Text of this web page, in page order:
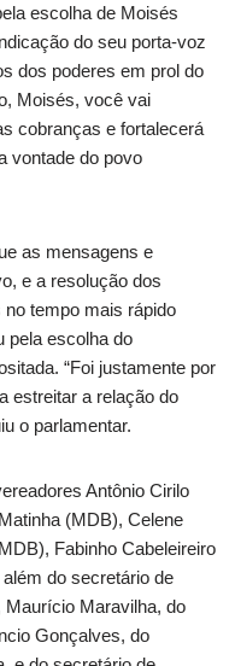
escolha de Moisés
do seu porta-voz
dos poderes em prol do
Moisés, você vai
cobranças e fortalecerá
vontade do povo
as mensagens e
e a resolução dos
tempo mais rápido
pela escolha do
“Foi justamente por
estreitar a relação do
o parlamentar.
Antônio Cirilo
(MDB), Celene
Fabinho Cabeleireiro
do secretário de
Maravilha, do
Gonçalves, do